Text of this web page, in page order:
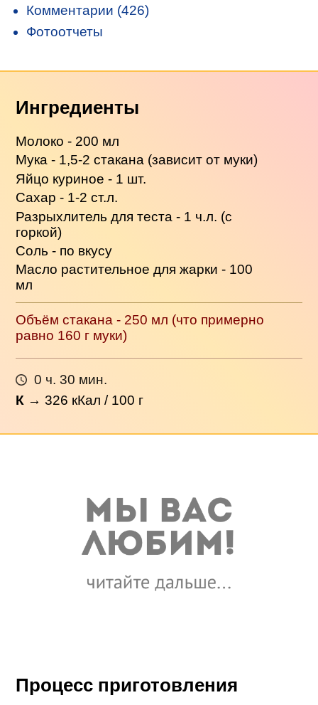
Комментарии (426)
Фотоотчеты
Ингредиенты
Молоко - 200 мл
Мука - 1,5-2 стакана (зависит от муки)
Яйцо куриное - 1 шт.
Сахар - 1-2 ст.л.
Разрыхлитель для теста - 1 ч.л. (с
горкой)
Соль - по вкусу
Масло растительное для жарки - 100
мл
Объём стакана - 250 мл (что примерно
равно 160 г муки)
0 ч. 30 мин.
К →326 кКал / 100 г
Процесс приготовления